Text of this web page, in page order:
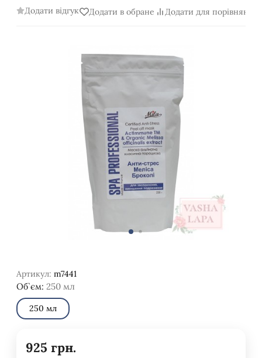
Додати відгук Додати в обране Додати для порівняння
Артикул: m7441
Об`єм: 250 мл
250 мл
925 грн.